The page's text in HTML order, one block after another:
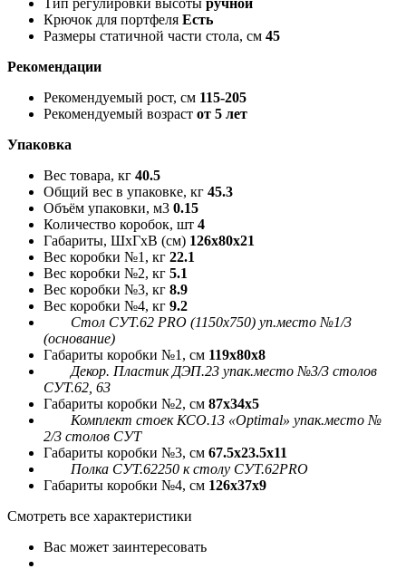
Крючок для портфеля Есть
Размеры статичной части стола, см 45
Рекомендации
Рекомендуемый рост, см 115-205
Рекомендуемый возраст от 5 лет
Упаковка
Вес товара, кг 40.5
Общий вес в упаковке, кг 45.3
Объём упаковки, м3 0.15
Количество коробок, шт 4
Габариты, ШxГxВ (см) 126x80x21
Вес коробки №1, кг 22.1
Вес коробки №2, кг 5.1
Вес коробки №3, кг 8.9
Вес коробки №4, кг 9.2
Стол СУТ.62 PRO (1150х750) уп.место №1/3
(основание)
Габариты коробки №1, см 119x80x8
Декор. Пластик ДЭП.23 упак.место №3/3 столов
СУТ.62, 63
Габариты коробки №2, см 87x34x5
Комплект стоек КСО.13 «Optimal» упак.место №
2/3 столов СУТ
Габариты коробки №3, см 67.5x23.5x11
Полка СУТ.62250 к столу СУТ.62PRO
Габариты коробки №4, см 126x37x9
Смотреть все характеристики
Вас может заинтересовать